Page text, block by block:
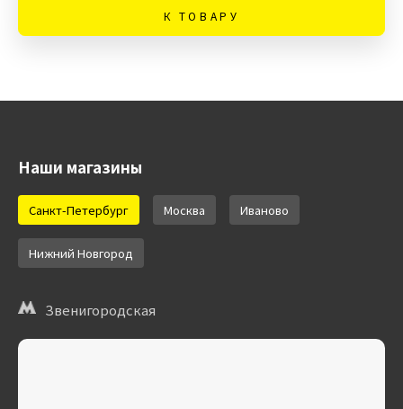
К ТОВАРУ
Наши магазины
Санкт-Петербург Москва Иваново
Нижний Новгород
Звенигородская